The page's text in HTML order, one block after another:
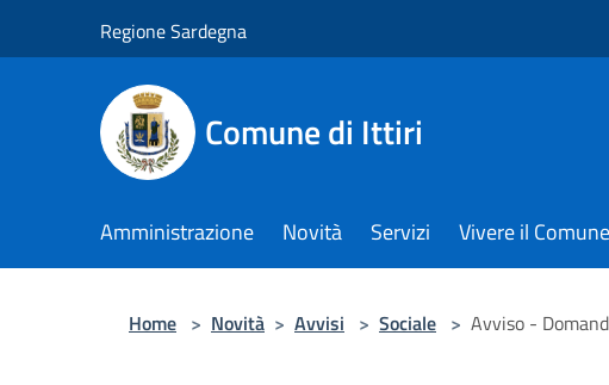
Regione Sardegna
Comune di Ittiri
Amministrazione Novità Servizi Vivere il Comune
Home > Novità > Avvisi > Sociale > Avviso -